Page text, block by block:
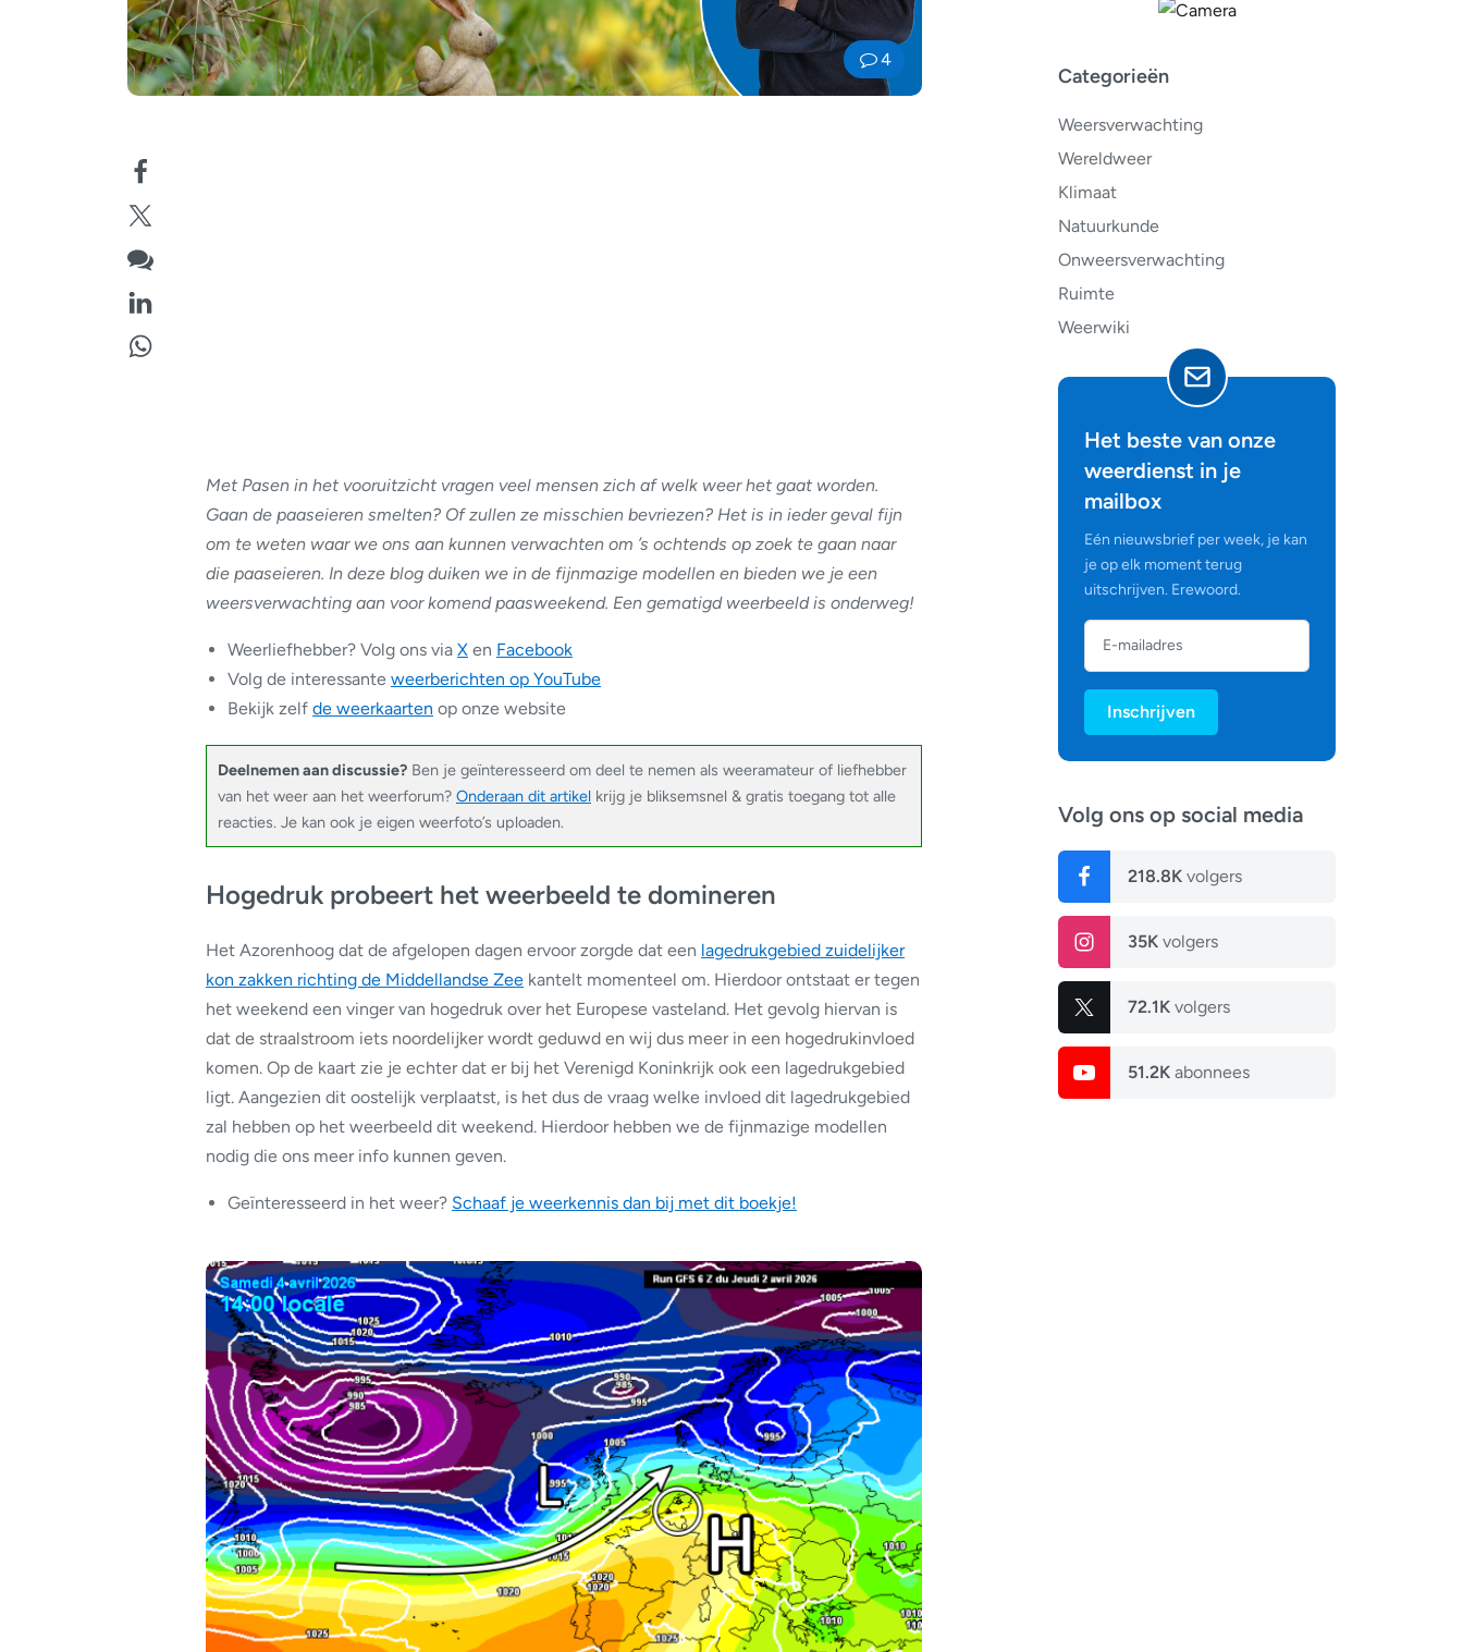
Categorieën
Weersverwachting
Wereldweer
Klimaat
Natuurkunde
Onweersverwachting
Ruimte
Weerwiki
Het beste van onze
weerdienst in je
mailbox
Eén nieuwsbrief per week, je kan
je op elk moment terug
uitschrijven. Erewoord.
Inschrijven
Volg ons op social media
218.8K volgers
35K volgers
72.1K volgers
51.2K abonnees
4
Met Pasen in het vooruitzicht vragen veel mensen zich af welk weer het gaat worden.
Gaan de paaseieren smelten? Of zullen ze misschien bevriezen? Het is in ieder geval fijn
om te weten waar we ons aan kunnen verwachten om ’s ochtends op zoek te gaan naar
die paaseieren. In deze blog duiken we in de fijnmazige modellen en bieden we je een
weersverwachting aan voor komend paasweekend. Een gematigd weerbeeld is onderweg!
Weerliefhebber? Volg ons via X en Facebook
Volg de interessante weerberichten op YouTube
Bekijk zelf de weerkaarten op onze website
Deelnemen aan discussie? Ben je geïnteresseerd om deel te nemen als weeramateur of liefhebber
van het weer aan het weerforum? Onderaan dit artikel krijg je bliksemsnel & gratis toegang tot alle
reacties. Je kan ook je eigen weerfoto’s uploaden.
Hogedruk probeert het weerbeeld te domineren
Het Azorenhoog dat de afgelopen dagen ervoor zorgde dat een lagedrukgebied zuidelijker
kon zakken richting de Middellandse Zee kantelt momenteel om. Hierdoor ontstaat er tegen
het weekend een vinger van hogedruk over het Europese vasteland. Het gevolg hiervan is
dat de straalstroom iets noordelijker wordt geduwd en wij dus meer in een hogedrukinvloed
komen. Op de kaart zie je echter dat er bij het Verenigd Koninkrijk ook een lagedrukgebied
ligt. Aangezien dit oostelijk verplaatst, is het dus de vraag welke invloed dit lagedrukgebied
zal hebben op het weerbeeld dit weekend. Hierdoor hebben we de fijnmazige modellen
nodig die ons meer info kunnen geven.
Geïnteresseerd in het weer? Schaaf je weerkennis dan bij met dit boekje!